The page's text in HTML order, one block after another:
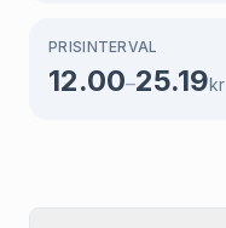
PRISINTERVAL
12.00–25.19kr